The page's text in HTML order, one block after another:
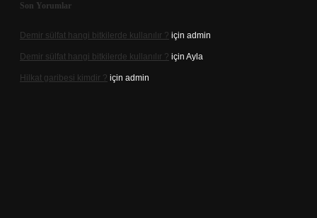
Son Yorumlar
Demir sülfat hangi bitkilerde kullanılır ? için admin
Demir sülfat hangi bitkilerde kullanılır ? için Ayla
Hilkat garibesi kimdir ? için admin